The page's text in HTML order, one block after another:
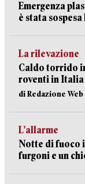
Emergenza
è stata
La rilevazione
Caldo torrido
roventi in Italia
di Redazione Web
L’allarme
Notte di fuoco
furgoni e un